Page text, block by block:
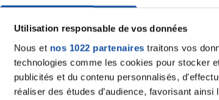
Utilisation responsable de vos données
Nous et nos 1022 partenaires traitons vos
technologies comme les cookies pour stocker
publicités et du contenu personnalisés,
réaliser des études d’audience, favorisant